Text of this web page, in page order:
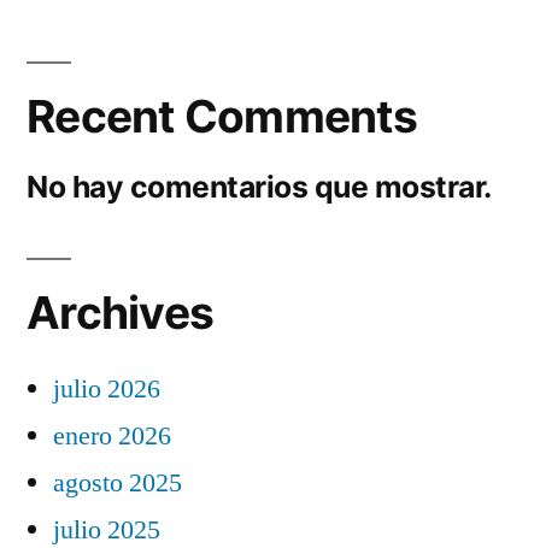
Recent Comments
No hay comentarios que mostrar.
Archives
julio 2026
enero 2026
agosto 2025
julio 2025